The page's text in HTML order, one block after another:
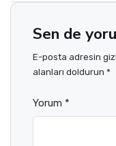
Sen de
E-posta adresin
alanları doldurun *
Yorum *